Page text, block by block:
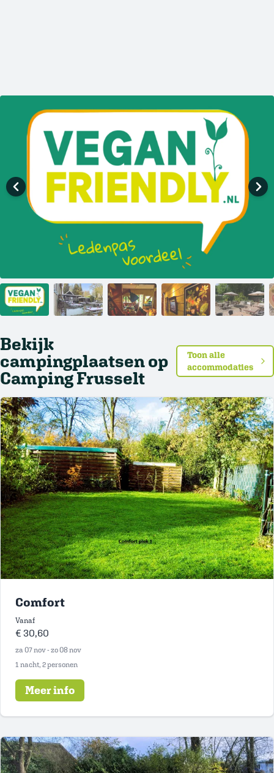
Bekijk
campingplaatsen op
Camping Frusselt
Toon alle
accommodaties
Comfort
Vanaf
€ 30,60
za 07 nov - zo 08 nov
1 nacht, 2 personen
Meer info